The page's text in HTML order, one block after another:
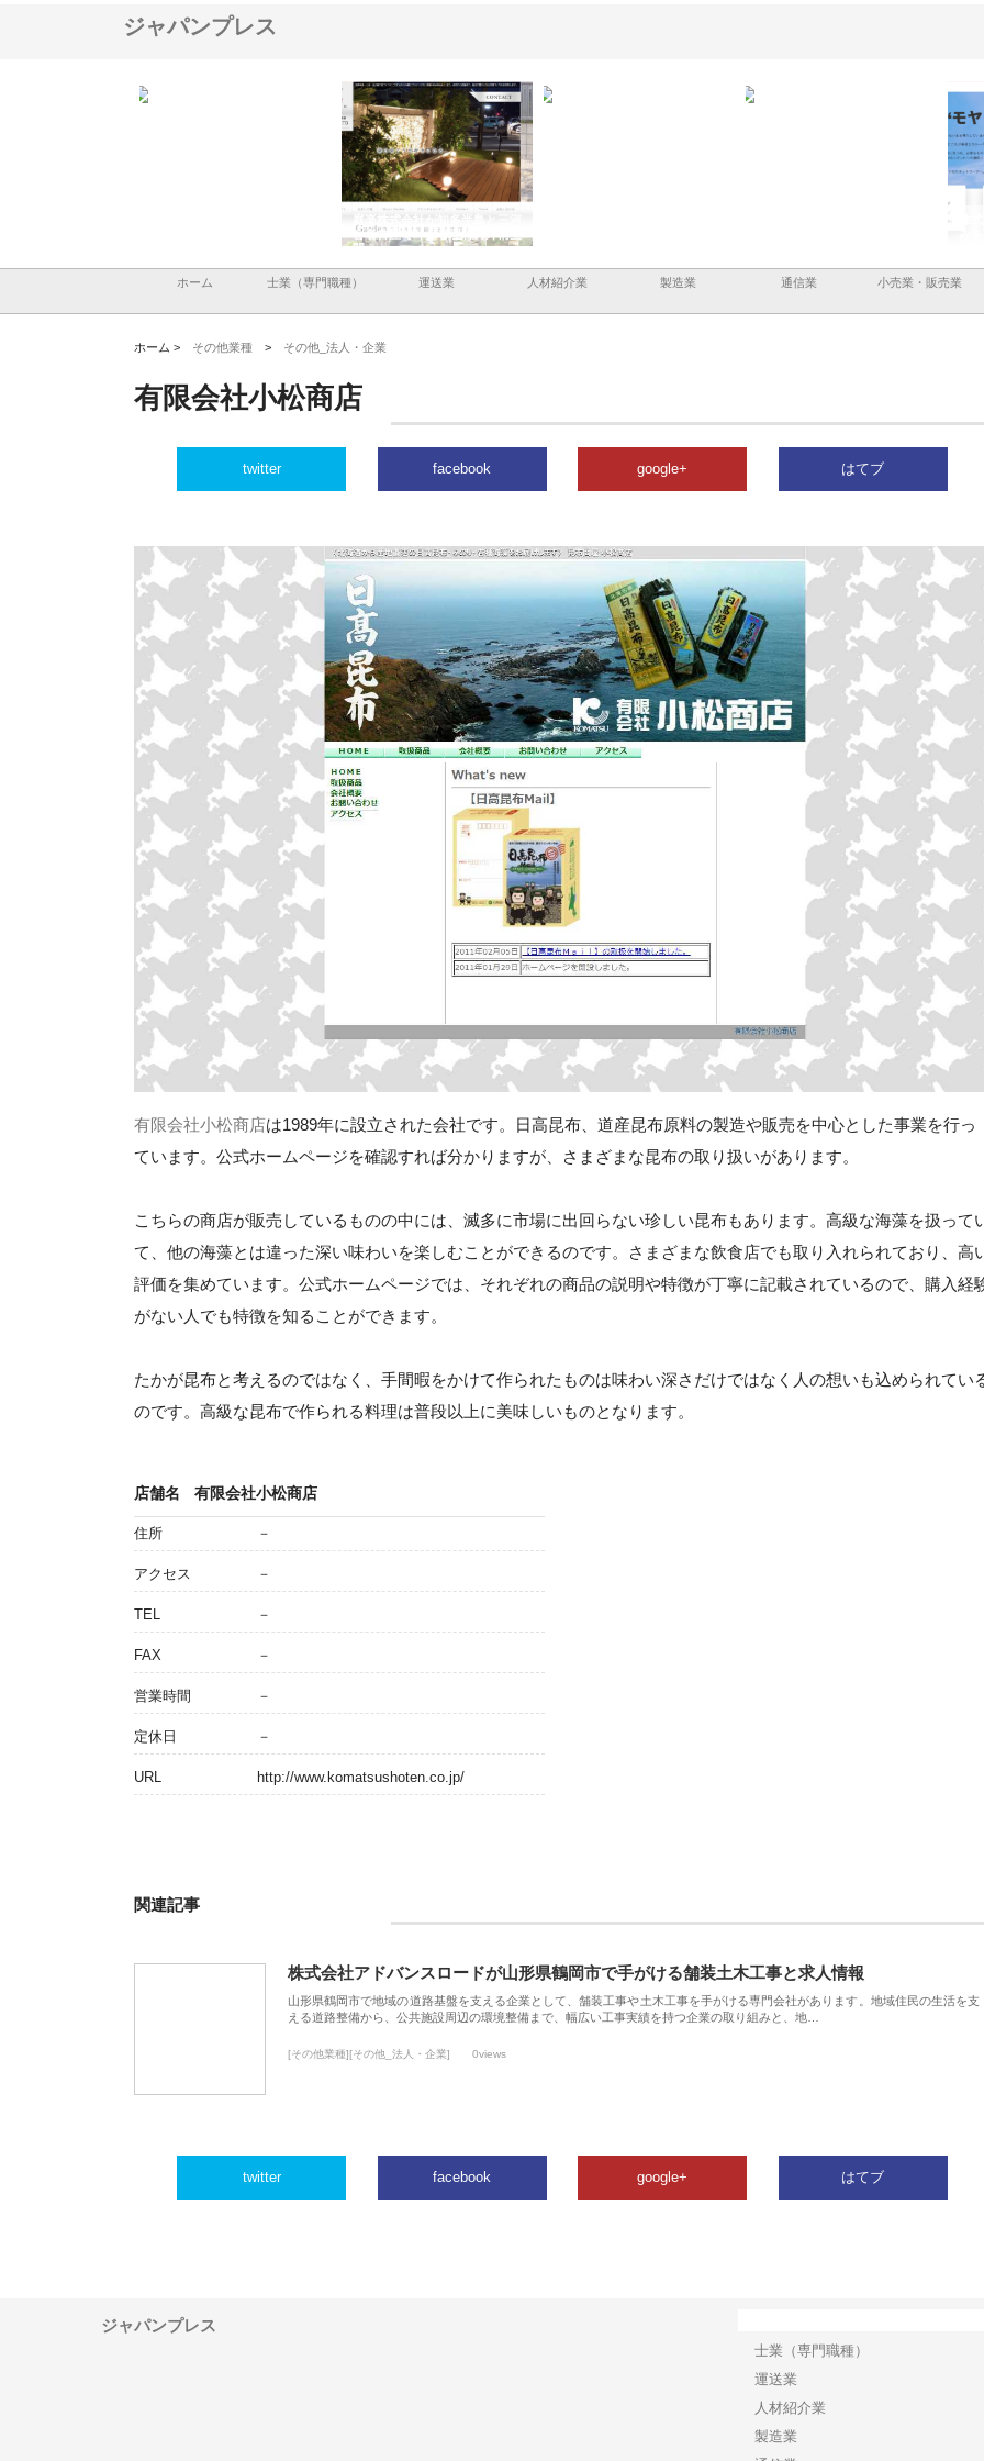
ジャパンプレス
と名古屋で叶える理想の外構空
株式会社
ホーム 士業（専門職種） 運送業 人材紹介業 製造業 通信業 小売業・販売業
ホーム > その他業種 > その他_法人・企業
有限会社小松商店
twitter facebook google+ はてブ
有限会社小松商店は1989年に設立された会社です。日高昆布、道産昆布原料の製造や販売を中心とした事業を行っ
ています。公式ホームページを確認すれば分かりますが、さまざまな昆布の取り扱いがあります。
こちらの商店が販売しているものの中には、滅多に市場に出回らない珍しい昆布もあります。高級な海藻を扱って
て、他の海藻とは違った深い味わいを楽しむことができるのです。さまざまな飲食店でも取り入れられており、高
評価を集めています。公式ホームページでは、それぞれの商品の説明や特徴が丁寧に記載されているので、購入経
がない人でも特徴を知ることができます。
たかが昆布と考えるのではなく、手間暇をかけて作られたものは味わい深さだけではなく人の想いも込められてい
のです。高級な昆布で作られる料理は普段以上に美味しいものとなります。
店舗名 有限会社小松商店
住所 －
アクセス －
TEL －
FAX －
営業時間 －
定休日 －
URL http://www.komatsushoten.co.jp/
関連記事
株式会社アドバンスロードが山形県鶴岡市で手がける舗装土木工事と求人情報
山形県鶴岡市で地域の道路基盤を支える企業として、舗装工事や土木工事を手がける専門会社があります。地域住民の生活を支
える道路整備から、公共施設周辺の環境整備まで、幅広い工事実績を持つ企業の取り組みと、地…
[その他業種][その他_法人・企業] 0views
twitter facebook google+ はてブ
ジャパンプレス
士業（専門職種）
運送業
人材紹介業
製造業